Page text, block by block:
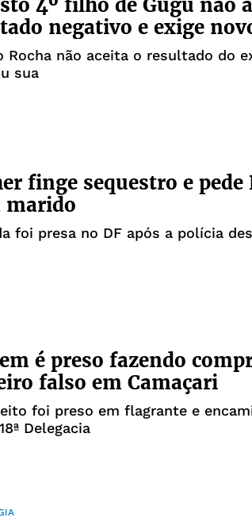
4º filho de Gugu não
negativo e exige
Rocha não aceita o resultado do
sua
finge sequestro e pede
marido
foi presa no DF após a polícia
é preso fazendo
falso em Camaçari
foi preso em flagrante e
Delegacia